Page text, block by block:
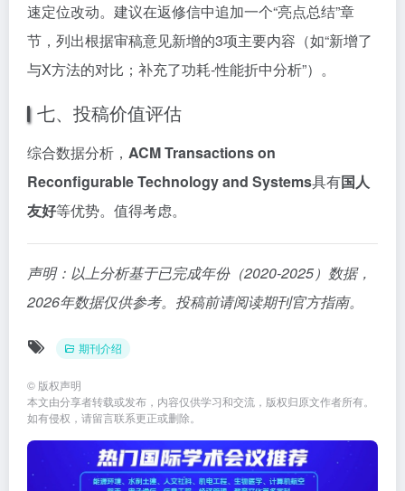
速定位改动。建议在返修信中追加一个“亮点总结”章
节，列出根据审稿意见新增的3项主要内容（如“新增了
与X方法的对比；补充了功耗-性能折中分析”）。
七、投稿价值评估
综合数据分析， ACM Transactions on
Reconfigurable Technology and Systems具有国人
友好等优势。值得考虑。
声明：以上分析基于已完成年份（2020-2025）数据，
2026年数据仅供参考。投稿前请阅读期刊官方指南。
期刊介绍
© 版权声明
本文由分享者转载或发布，内容仅供学习和交流，版权归原文作者所有。
如有侵权，请留言联系更正或删除。